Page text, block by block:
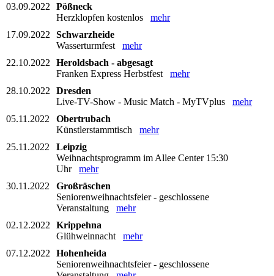
03.09.2022
Pößneck
Herzklopfen kostenlos mehr
17.09.2022
Schwarzheide
Wasserturmfest mehr
22.10.2022
Heroldsbach - abgesagt
Franken Express Herbstfest mehr
28.10.2022
Dresden
Live-TV-Show - Music Match - MyTVplus mehr
05.11.2022
Obertrubach
Künstlerstammtisch mehr
25.11.2022
Leipzig
Weihnachtsprogramm im Allee Center 15:30
Uhr mehr
30.11.2022
Großräschen
Seniorenweihnachtsfeier - geschlossene
Veranstaltung mehr
02.12.2022
Krippehna
Glühweinnacht mehr
07.12.2022
Hohenheida
Seniorenweihnachtsfeier - geschlossene